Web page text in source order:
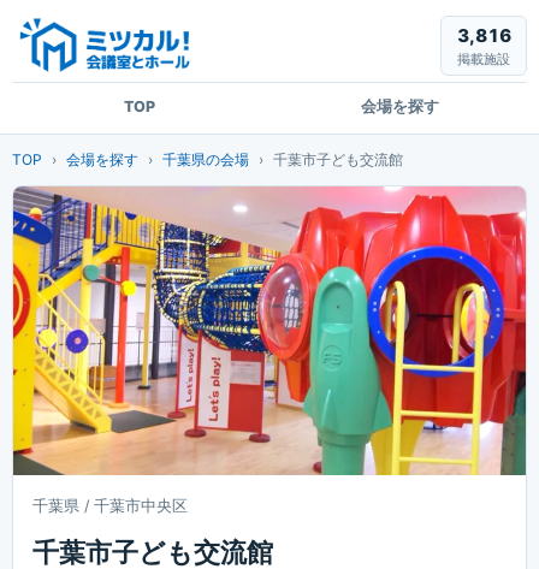
TOP 会場を探す
3,816
掲載施設
TOP 会場を探す 千葉県の会場 千葉市子ども交流館
千葉県 / 千葉市中央区
千葉市子ども交流館